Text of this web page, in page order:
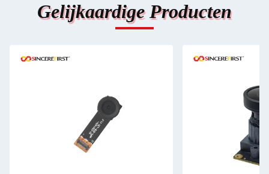
Gelijkaardige Producten